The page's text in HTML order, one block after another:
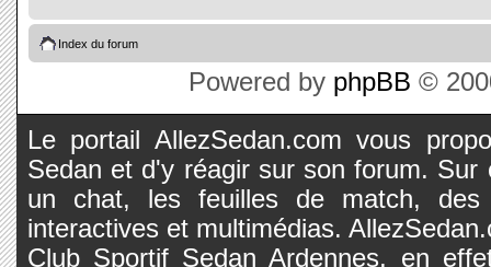
Index du forum
Powered by phpBB ©
Le portail AllezSedan.com vous
Sedan et d'y réagir sur son forum.
un chat, les feuilles de match, des
interactives et multimédias.
Club Sportif Sedan Ardennes, en